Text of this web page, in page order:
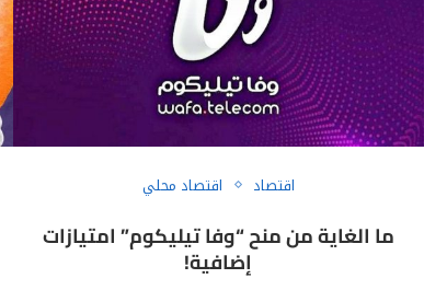
اقتصاد اقتصاد محلي
ما الغاية من منح “وفا تيليكوم” امتيازات
إضافية!